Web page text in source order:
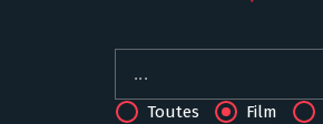
Toutes Film